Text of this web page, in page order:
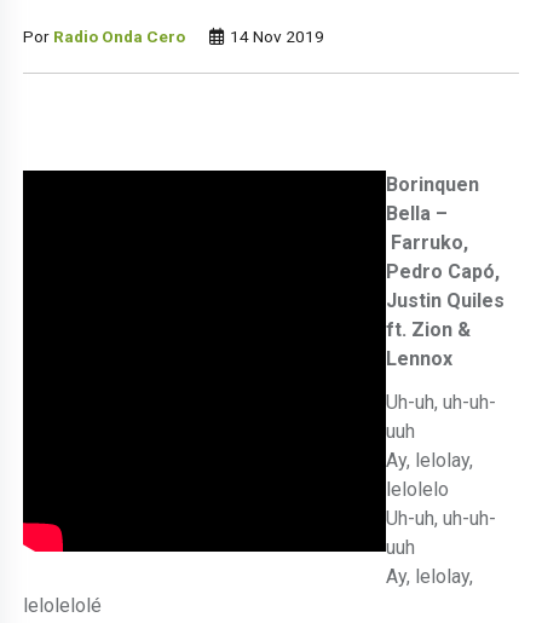
Por Radio Onda Cero 14 Nov 2019
Borinquen
Bella –
Farruko,
Pedro Capó,
Justin Quiles
ft. Zion &
Lennox
Uh-uh, uh-uh-
uuh
Ay, lelolay,
lelolelo
Uh-uh, uh-uh-
uuh
Ay, lelolay,
lelolelolé